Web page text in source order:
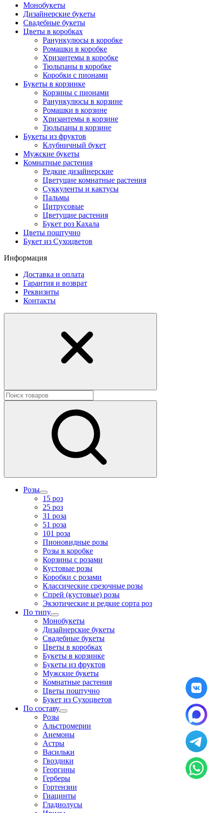
Монобукеты
Дизайнерские букеты
Свадебные букеты
Цветы в коробках
Ранункулюсы в коробке
Ромашки в коробке
Хризантемы в коробке
Тюльпаны в коробке
Коробки с пионами
Букеты в корзинке
Корзины с пионами
Ранункулюсы в корзине
Ромашки в корзине
Хризантемы в корзине
Тюльпаны в корзине
Букеты из фруктов
Клубничный букет
Мужские букеты
Комнатные растения
Редкие дизайнерские
Цветущие комнатные растения
Суккуленты и кактусы
Пальмы
Цитрусовые
Цветущие растения
Букет роз Кахала
Цветы поштучно
Букет из Сухоцветов
Информация
Доставка и оплата
Гарантия и возврат
Реквизиты
Контакты
Розы
15 роз
25 роз
31 роза
51 роза
101 роза
Пионовидные розы
Розы в коробке
Корзины с розами
Кустовые розы
Коробки с розами
Классические срезочные розы
Спрей (кустовые) розы
Экзотические и редкие сорта роз
По типу
Монобукеты
Дизайнерские букеты
Свадебные букеты
Цветы в коробках
Букеты в корзинке
Букеты из фруктов
Мужские букеты
Комнатные растения
Цветы поштучно
Букет из Сухоцветов
По составу
Розы
Альстромерии
Анемоны
Астры
Васильки
Гвоздики
Георгины
Герберы
Гортензии
Гиацинты
Гладиолусы